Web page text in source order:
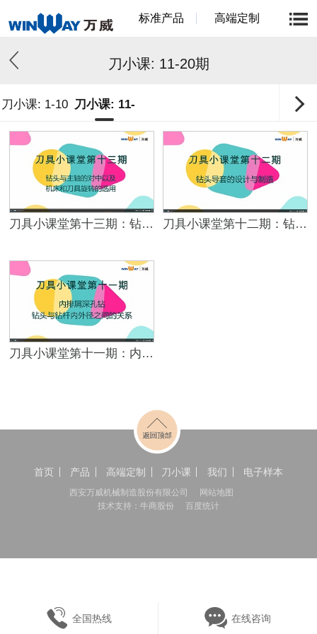
标准产品 高端定制
刀小课: 11-20期
刀小课: 1-10 刀小课: 11-
刀具小课堂第十三期：钻头与主轴的对中&机床与刀具旋转的选用 刀具小课堂第十二期：钻头导套的设计与制造
刀具小课堂第十一期：内排屑深孔钻钻头与钻杆内外径之间的关系
首页 产品 高端定制 刀小课 我们 电子样本
西安万威机械制造股份有限公司
网站地图
技术支持：牛商股份
百度统计
全国热线 在线咨询